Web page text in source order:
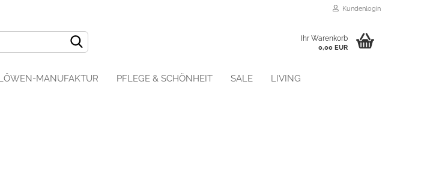
Kundenlogin
Ihr Warenkorb
0,00 EUR
MANUFAKTUR PFLEGE & SCHÖNHEIT SALE LIVING